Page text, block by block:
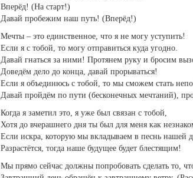
Вперёд! (На старт!)
Давай пробежим наш путь! (Вперёд!)
Мечты – это единственное, что я не могу уступить!
Если я с тобой, то могу отправиться куда угодно.
Давай гнаться за ними! Протянем руку и бросим
Доведём дело до конца, давай прорываться!
Если я объединюсь с тобой, то мы сможем стать
Давай пройдём по пути (бесконечных мечтаний),
Когда я заметил это, я уже был связан с тобой,
Хотя до вчерашнего дня ты был для меня как
Если искра, которую мы вкладываем в песнь нашей
Разрастётся, тогда наше будущее будет блестящим!
Мы прямо сейчас должны попробовать сделать то,